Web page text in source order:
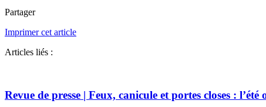
Partager
Imprimer cet article
Articles liés :
Revue de presse | Feux, canicule et portes closes :